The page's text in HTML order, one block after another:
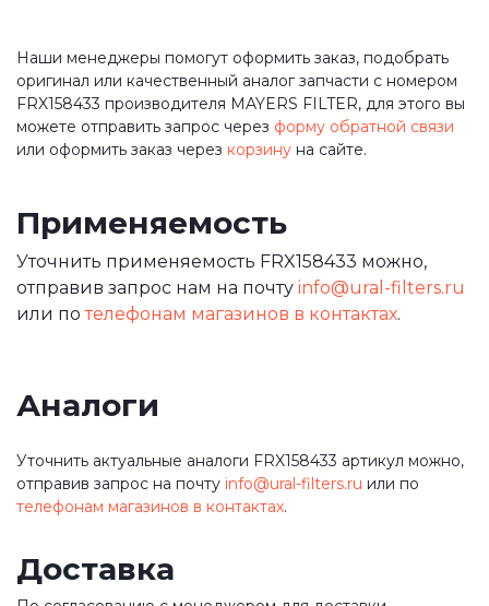
Наши менеджеры помогут оформить заказ, подобрать
оригинал или качественный аналог запчасти с номером
FRX158433 производителя MAYERS FILTER, для этого вы
можете отправить запрос через форму обратной связи
или оформить заказ через корзину на сайте.
Применяемость
Уточнить применяемость FRX158433 можно,
отправив запрос нам на почту info@ural-filters.ru
или потелефонам магазинов в контактах.
Аналоги
Уточнить актуальные аналоги FRX158433 артикул можно,
отправив запрос на почту info@ural-filters.ru или по
телефонам магазинов в контактах.
Доставка